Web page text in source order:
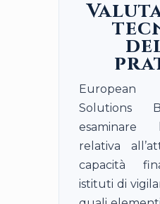
European
Solutions
esaminare
relativa
capacità
istituti di